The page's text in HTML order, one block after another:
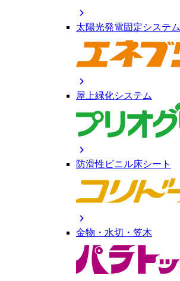
chevron_right
太陽光発電固定システム
chevron_right
屋上緑化システム
chevron_right
防滑性ビニル床シート
chevron_right
金物・水切・笠木